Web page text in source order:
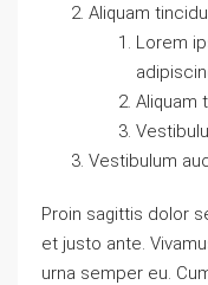
Aliquam
Lorem
Aliquam
Vestibulum
Proin sagittis dolor
et justo ante.
urna semper eu.